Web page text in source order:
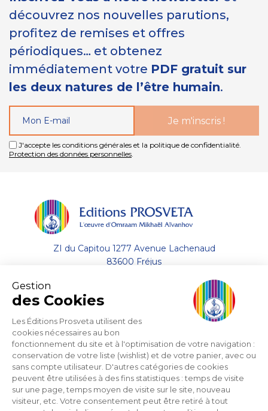
Gestion
des Cookies
Les Éditions Prosveta utilisent des
cookies nécessaires au bon
fonctionnement du site et à l'optimisation de votre navigation :
conservation de votre liste (wishlist) et de votre panier, avec ou
sans compte utilisateur. D'autres catégories de cookies
peuvent être utilisées à des fins statistiques : temps de visite
sur une page, temps moyen de visite sur le site, nouveau
visiteur, etc. Votre consentement peut être retiré à tout
découvrez nos nouvelles parutions,
profitez de remises et offres
périodiques… et obtenez
immédiatement votre PDF gratuit sur
les deux natures de l’être humain.
J'accepte les conditions générales et la politique de confidentialité.
Protection des données personnelles.
ZI du Capitou 1277 Avenue Lachenaud
83600 Fréjus
Envoyer un email
A propos
Aide
Support